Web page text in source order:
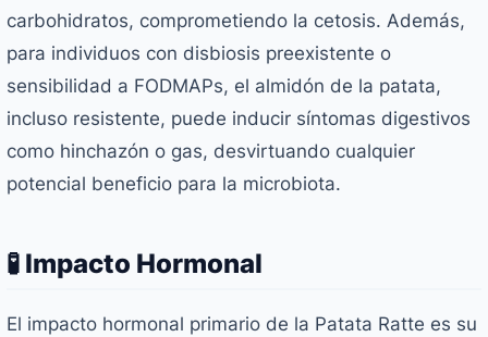
carbohidratos, comprometiendo la cetosis. Además,
para individuos con disbiosis preexistente o
sensibilidad a FODMAPs, el almidón de la patata,
incluso resistente, puede inducir síntomas digestivos
como hinchazón o gas, desvirtuando cualquier
potencial beneficio para la microbiota.
🧪 Impacto Hormonal
El impacto hormonal primario de la Patata Ratte es su